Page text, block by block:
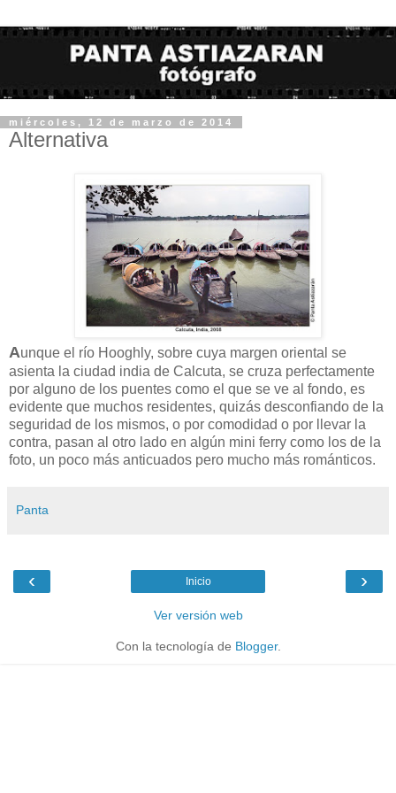
miércoles, 12 de marzo de 2014
Alternativa
Aunque el río Hooghly, sobre cuya margen oriental se
asienta la ciudad india de Calcuta, se cruza perfectamente
por alguno de los puentes como el que se ve al fondo, es
evidente que muchos residentes, quizás desconfiando de la
seguridad de los mismos, o por comodidad o por llevar la
contra, pasan al otro lado en algún mini ferry como los de la
foto, un poco más anticuados pero mucho más románticos.
Panta
‹ ›
Inicio
Ver versión web
Con la tecnología de Blogger.